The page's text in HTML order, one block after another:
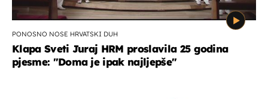
PONOSNO NOSE HRVATSKI DUH
Klapa Sveti Juraj HRM proslavila 25 godina
pjesme: "Doma je ipak najljepše"